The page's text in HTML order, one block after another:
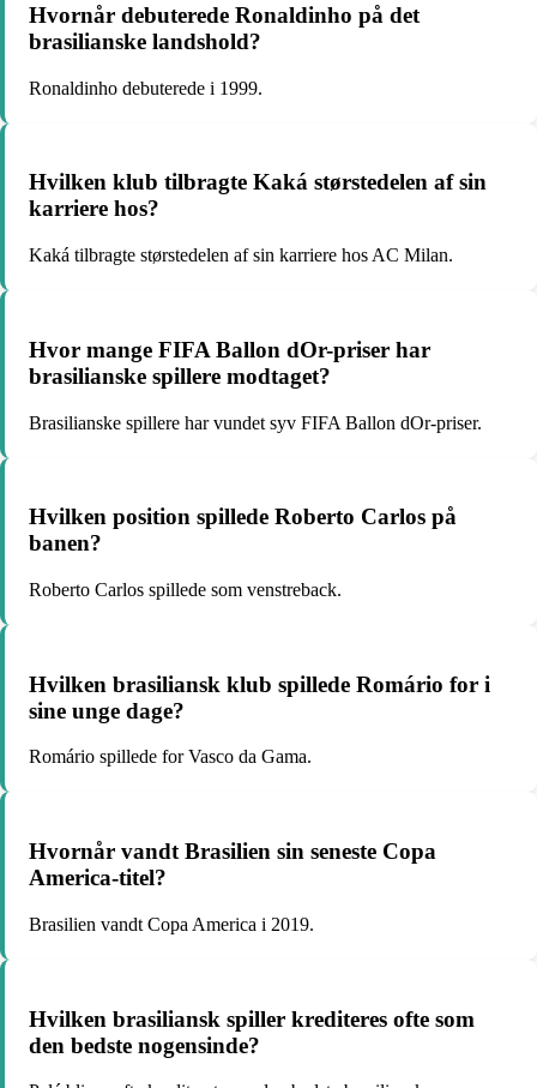
Hvornår debuterede Ronaldinho på det
brasilianske landshold?
Ronaldinho debuterede i 1999.
Hvilken klub tilbragte Kaká størstedelen af sin
karriere hos?
Kaká tilbragte størstedelen af sin karriere hos AC Milan.
Hvor mange FIFA Ballon dOr-priser har
brasilianske spillere modtaget?
Brasilianske spillere har vundet syv FIFA Ballon dOr-priser.
Hvilken position spillede Roberto Carlos på
banen?
Roberto Carlos spillede som venstreback.
Hvilken brasiliansk klub spillede Romário for i
sine unge dage?
Romário spillede for Vasco da Gama.
Hvornår vandt Brasilien sin seneste Copa
America-titel?
Brasilien vandt Copa America i 2019.
Hvilken brasiliansk spiller krediteres ofte som
den bedste nogensinde?